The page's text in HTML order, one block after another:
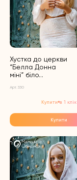
Хустка до церкви
“Белла Донна
міні” біло...
Арт. 330
Купити в 1 клік
Купити